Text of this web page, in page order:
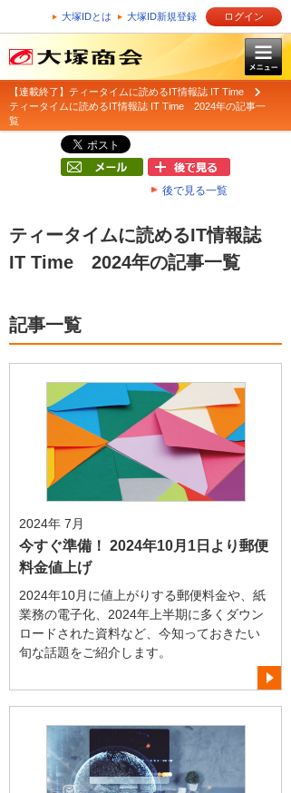
大塚IDとは 大塚ID新規登録 ログイン
【連載終了】ティータイムに読めるIT情報誌 IT Time
ティータイムに読めるIT情報誌 IT Time 2024年の記事一
覧
後で見る一覧
ティータイムに読めるIT情報誌
IT Time 2024年の記事一覧
記事一覧
2024年 7月
今すぐ準備！ 2024年10月1日より郵便
料金値上げ
2024年10月に値上がりする郵便料金や、紙
業務の電子化、2024年上半期に多くダウン
ロードされた資料など、今知っておきたい
旬な話題をご紹介します。